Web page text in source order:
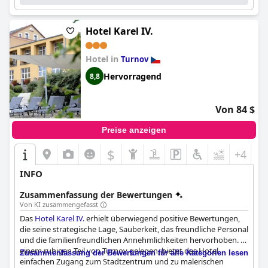
Hotel Karel IV.
Hotel in Turnov
8,8 Hervorragend
Von 84 $
Preise anzeigen
$ +4
INFO
Zusammenfassung der Bewertungen
Von KI zusammengefasst
Das Hotel Karel IV.erhielt überwiegend positive Bewertungen,
die seine strategische Lage, Sauberkeit, das freundliche Personal
und die familienfreundlichen Annehmlichkeiten hervorhoben. In
einem ruhigen Teil von Turnov gelegen, bietet das Hotel
einfachen Zugang zum Stadtzentrum und zu malerischen
Zusammenfassung der Bewertungen für alle Kategorien lesen